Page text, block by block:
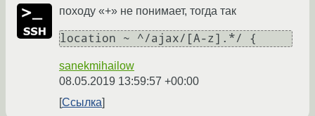
походу «+» не понимает, тогда так
sanekmihailow
08.05.2019 13:59:57 +00:00
Ссылка